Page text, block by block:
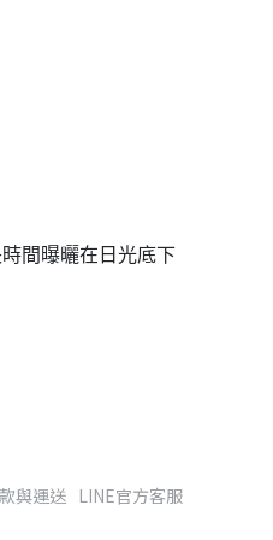
間曝曬在日光底下
與運送 LINE官方客服